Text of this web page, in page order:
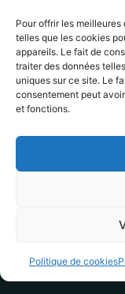
Pour offrir les
telles que les cookies
appareils. Le fait de
traiter des données
uniques sur ce site. Le
consentement peut
et fonctions.
Politique de cookies
tiers et vous
lien avec le
vous
Copyright 2021-